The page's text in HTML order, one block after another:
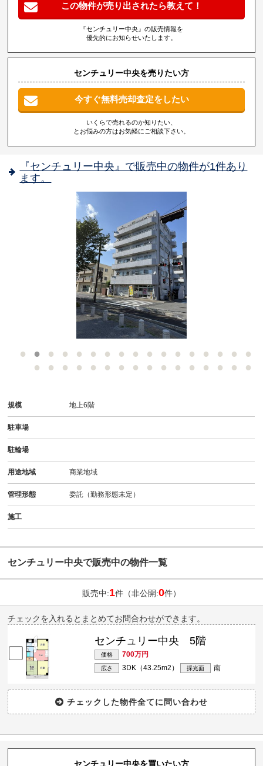
この物件が売り出されたら教えて！
『センチュリー中央』の販売情報を
優先的にお知らせいたします。
センチュリー中央を売りたい方
今すぐ無料売却査定をしたい
いくらで売れるのか知りたい、
とお悩みの方はお気軽にご相談下さい。
『センチュリー中央』で販売中の物件が1件あり
ます。
規模 地上6階
駐車場
駐輪場
用途地域 商業地域
管理形態 委託（勤務形態未定）
施工
センチュリー中央で販売中の物件一覧
販売中:1件（非公開:0件）
チェックを入れるとまとめてお問合わせができます。
センチュリー中央 5階
価格 700万円
広さ 3DK（43.25m2 ） 採光面 南
センチュリー中央を買いたい方